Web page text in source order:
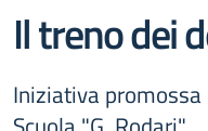
Il treno dei
Iniziativa